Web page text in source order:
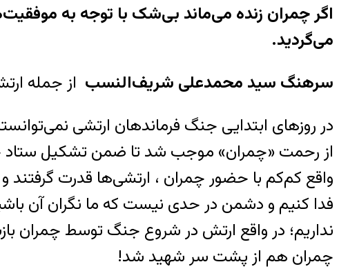
اگر چمران زنده می‌ماند بی‌شک با توجه به
می‌گردید.
سرهنگ سید محمدعلی شریف‌النسب از جمله
در روزهای ابتدایی جنگ فرماندهان ارتشی
از رحمت «چمران» موجب شد تا ضمن تشکیل ستاد
واقع کم‌کم با حضور چمران ، ارتشی‌ها قدرت
فدا کنیم و دشمن در حدی نیست که ما نگران آن
نداریم؛ در واقع ارتش در شروع جنگ توسط چمران
چمران هم از پشت سر شهید شد!